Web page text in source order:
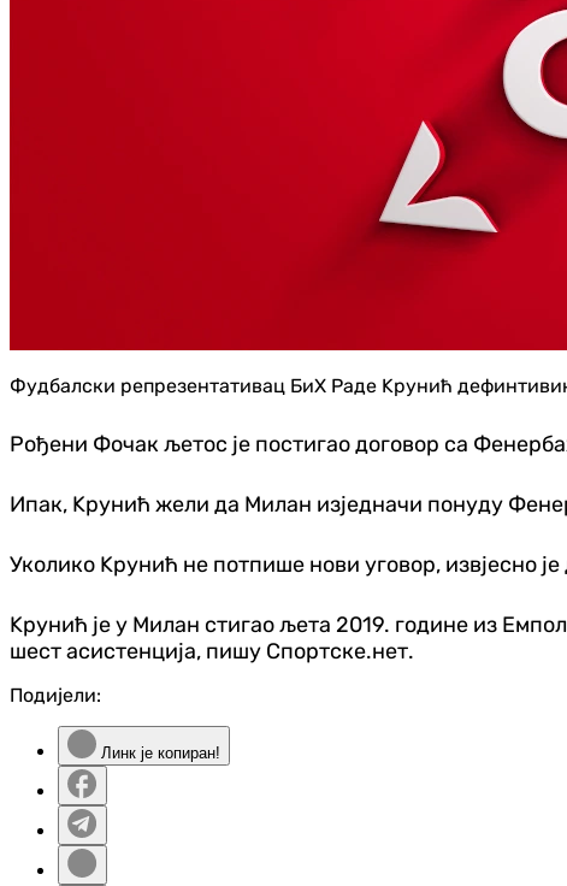
Фудбалски репрезентативац БиХ Раде Kрунић
Рођени Фочак љетос је постигао договор са
Ипак, Kрунић жели да Милан изједначи понуду
Уколико Kрунић не потпише нови уговор, извјесно
Kрунић је у Милан стигао љета 2019. године из
шест асистенција, пишу Спортске.нет.
Подијели:
Линк је копиран!